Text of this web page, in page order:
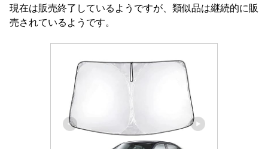
現在は販売終了しているようですが、類似品は継続的に販
売されているようです。